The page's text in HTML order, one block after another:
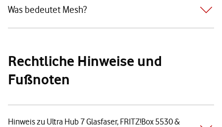
Was bedeutet Mesh?
Rechtliche Hinweise und
Fußnoten
Hinweis zu Ultra Hub 7 Glasfaser, FRITZ!Box 5530 &